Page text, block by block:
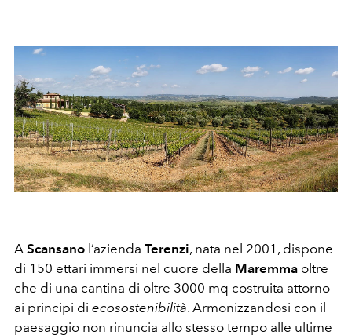
A Scansano l’azienda Terenzi, nata nel 2001, dispone
di 150 ettari immersi nel cuore della Maremma oltre
che di una cantina di oltre 3000 mq costruita attorno
ai principi di ecosostenibilità. Armonizzandosi con il
paesaggio non rinuncia allo stesso tempo alle ultime